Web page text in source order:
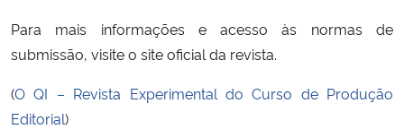
Banco Central do Brasil
Para mais informações e acesso às normas de
submissão, visite o site oficial da revista.
(O QI – Revista Experimental do Curso de Produção
Editorial)